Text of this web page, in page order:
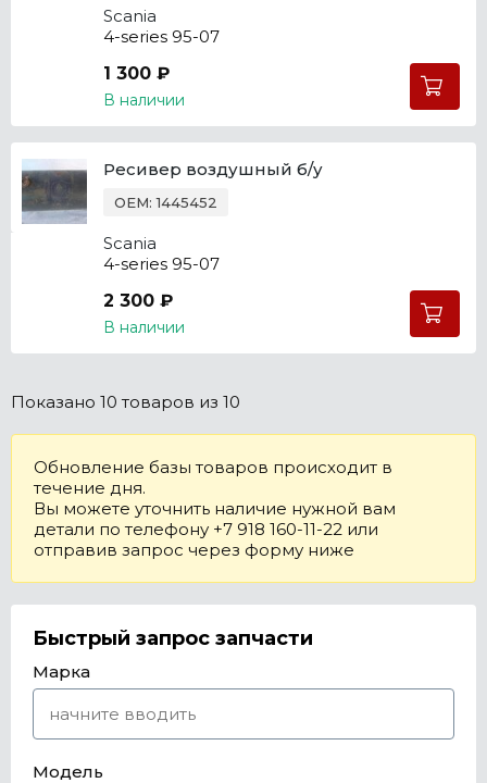
Scania
4-series 95-07
1 300 ₽
В наличии
Ресивер воздушный б/у
OEM: 1445452
Scania
4-series 95-07
2 300 ₽
В наличии
Показано 10 товаров из 10
Обновление базы товаров происходит в
течение дня.
Вы можете уточнить наличие нужной вам
детали по телефону +7 918 160-11-22 или
отправив запрос через форму ниже
Быстрый запрос запчасти
Марка
Модель